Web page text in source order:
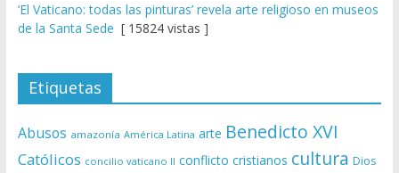
‘El Vaticano: todas las pinturas’ revela arte religioso en museos
de la Santa Sede [ 15824 vistas ]
Etiquetas
Abusos amazonía América Latina arte Benedicto XVI
Católicos concilio vaticano II conflicto cristianos cultura Dios